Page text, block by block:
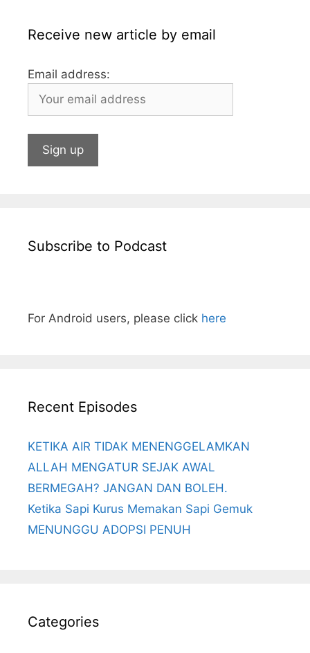
Receive new article by email
Email address:
Subscribe to Podcast
For Android users, please click here
Recent Episodes
KETIKA AIR TIDAK MENENGGELAMKAN
ALLAH MENGATUR SEJAK AWAL
BERMEGAH? JANGAN DAN BOLEH.
Ketika Sapi Kurus Memakan Sapi Gemuk
MENUNGGU ADOPSI PENUH
Categories